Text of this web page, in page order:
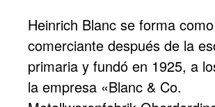
Heinrich Blanc se forma como
comerciante después de la
primaria y fundó en 1925, a
la empresa «Blanc & Co.